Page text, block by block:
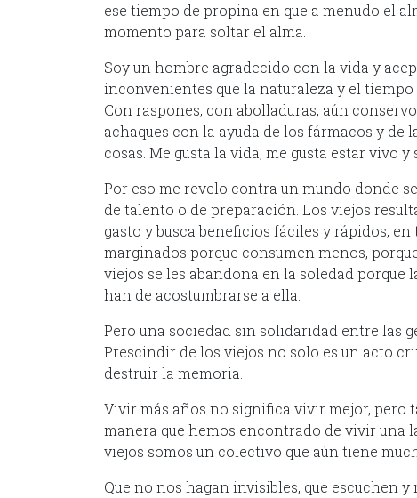
ese tiempo de propina en que a menudo el
momento para soltar el alma.
Soy un hombre agradecido con la vida y
inconvenientes que la naturaleza y el
Con raspones, con abolladuras, aún
achaques con la ayuda de los fármacos y de
cosas. Me gusta la vida, me gusta estar vivo y
Por eso me revelo contra un mundo donde
de talento o de preparación. Los viejos
gasto y busca beneficios fáciles y rápidos,
marginados porque consumen menos,
viejos se les abandona en la soledad porque
han de acostumbrarse a ella.
Pero una sociedad sin solidaridad entre las
Prescindir de los viejos no solo es un acto
destruir la memoria.
Vivir más años no significa vivir mejor, pero
manera que hemos encontrado de vivir una
viejos somos un colectivo que aún tiene
Que no nos hagan invisibles, que escuchen